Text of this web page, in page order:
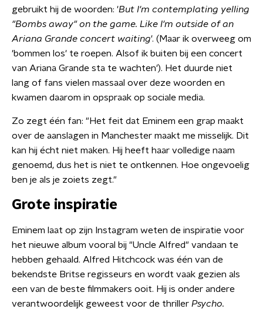
gebruikt hij de woorden: 'But I'm contemplating yelling
"Bombs away" on the game. Like I'm outside of an
Ariana Grande concert waiting'. (Maar ik overweeg om
'bommen los' te roepen. Alsof ik buiten bij een concert
van Ariana Grande sta te wachten'). Het duurde niet
lang of fans vielen massaal over deze woorden en
kwamen daarom in opspraak op sociale media.
Zo zegt één fan: "Het feit dat Eminem een grap maakt
over de aanslagen in Manchester maakt me misselijk. Dit
kan hij écht niet maken. Hij heeft haar volledige naam
genoemd, dus het is niet te ontkennen. Hoe ongevoelig
ben je als je zoiets zegt."
Grote inspiratie
Eminem laat op zijn Instagram weten de inspiratie voor
het nieuwe album vooral bij "Uncle Alfred" vandaan te
hebben gehaald. Alfred Hitchcock was één van de
bekendste Britse regisseurs en wordt vaak gezien als
een van de beste filmmakers ooit. Hij is onder andere
verantwoordelijk geweest voor de thriller Psycho.